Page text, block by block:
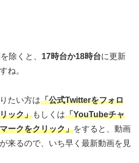
除くと、 17時台か18時台に更新
ね。
たい方は「公式Twitterをフォロ
ック」もしくは「YouTubeチャ
ークをクリック」をすると、動画
来るので、いち早く最新動画を見